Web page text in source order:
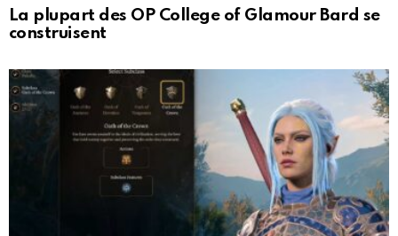
La plupart des OP College of Glamour Bard se
construisent